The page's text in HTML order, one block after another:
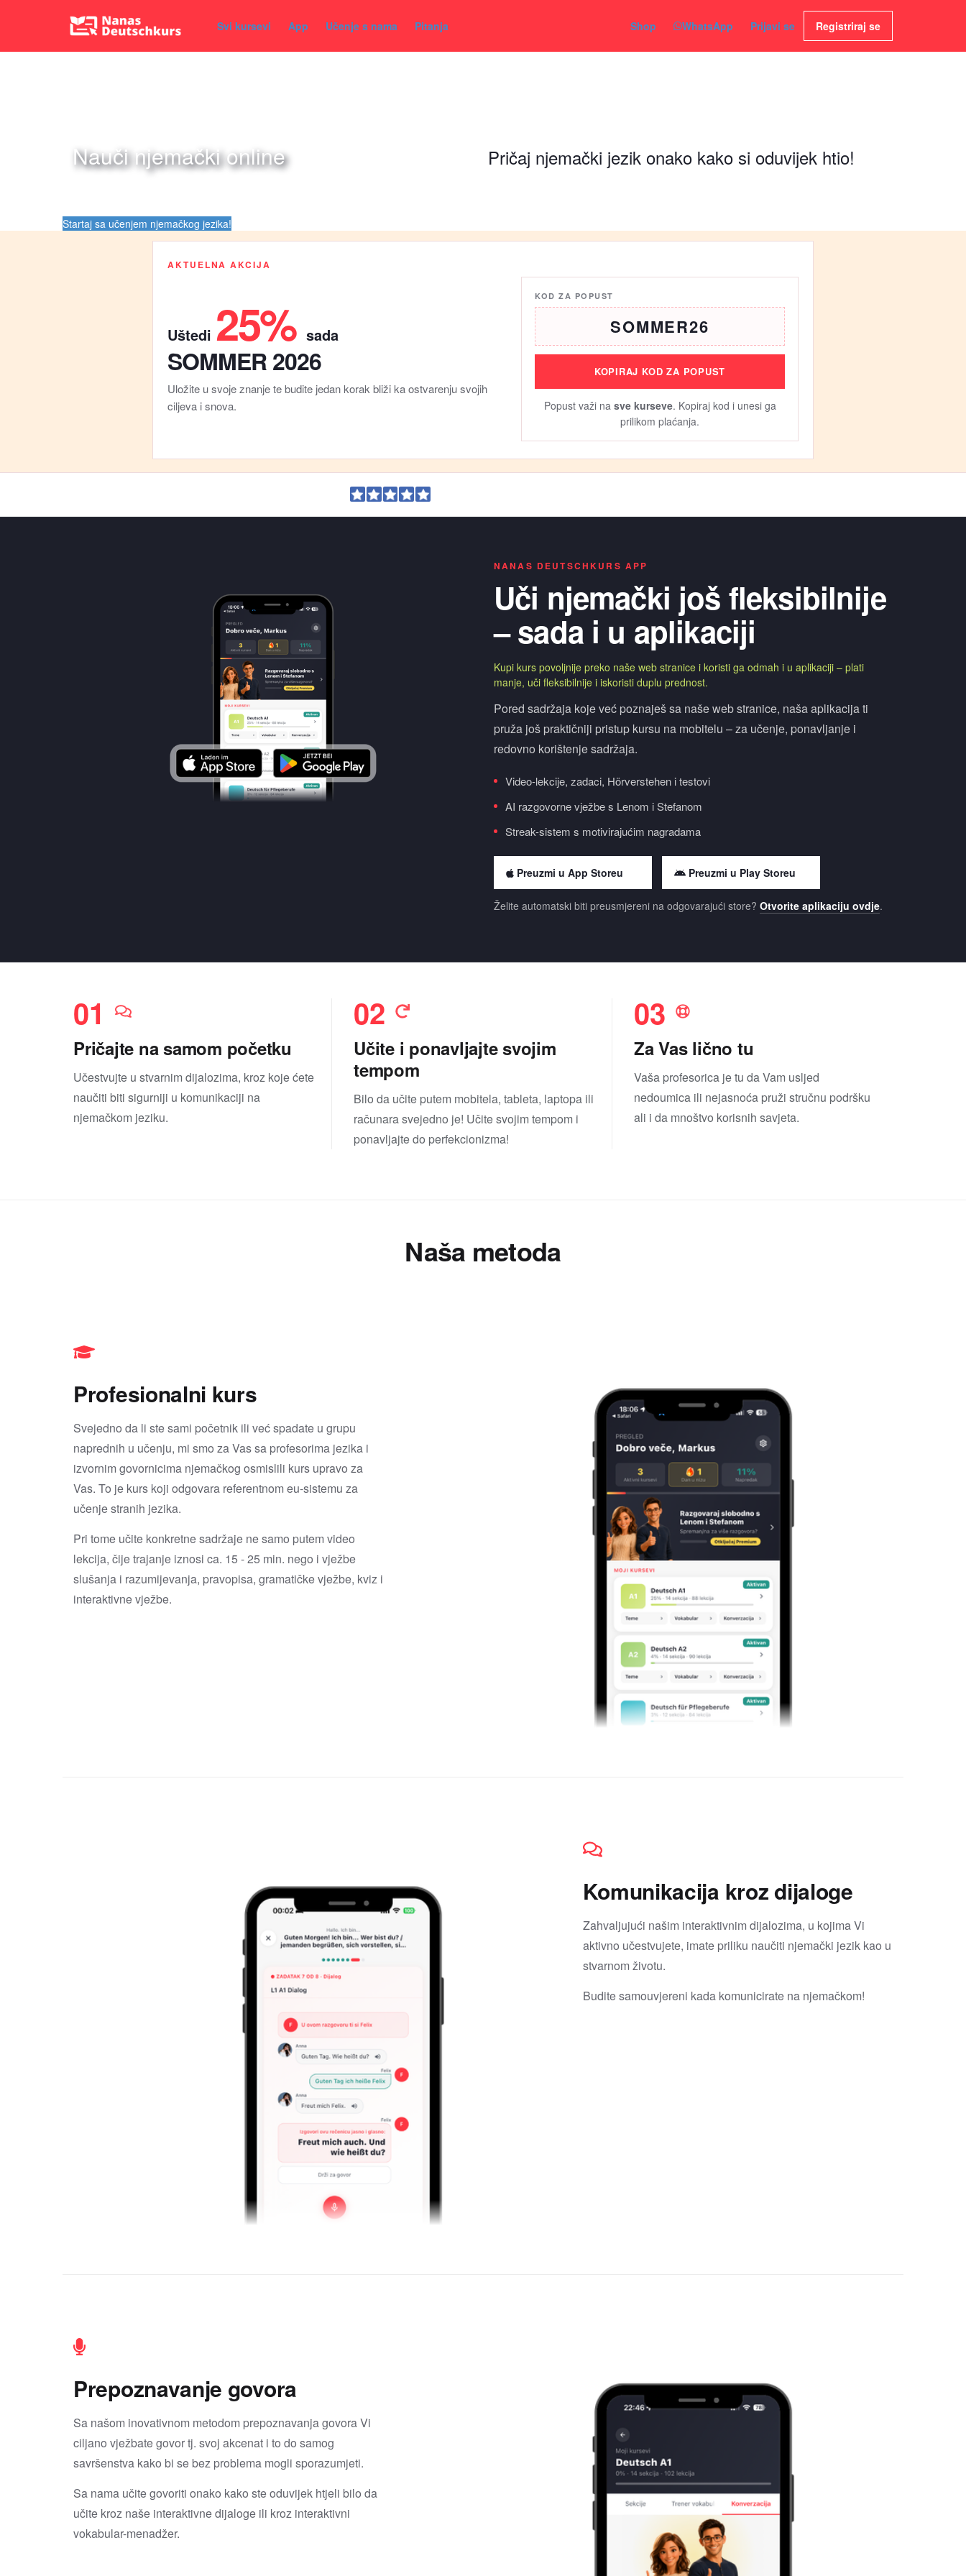
Svi kursevi App Učenje s nama Pitanja Shop WhatsApp Prijavi se Registriraj se
Nauči njemački online Pričaj njemački jezik onako kako si oduvijek htio!
Startaj sa učenjem njemačkog jezika!
AKTUELNA AKCIJA
Uštedi 25% sada
SOMMER 2026
Uložite u svoje znanje te budite jedan korak bliži ka ostvarenju svojih
ciljeva i snova.
KOD ZA POPUST
SOMMER26
KOPIRAJ KOD ZA POPUST
Popust važi na sve kurseve. Kopiraj kod i unesi ga
prilikom plaćanja.
NANAS DEUTSCHKURS APP
Uči njemački još fleksibilnije
– sada i u aplikaciji
Kupi kurs povoljnije preko naše web stranice i koristi ga odmah i u aplikaciji – plati
manje, uči fleksibilnije i iskoristi duplu prednost.
Pored sadržaja koje već poznaješ sa naše web stranice, naša aplikacija ti
pruža još praktičniji pristup kursu na mobitelu – za učenje, ponavljanje i
redovno korištenje sadržaja.
Video-lekcije, zadaci, Hörverstehen i testovi
AI razgovorne vježbe s Lenom i Stefanom
Streak-sistem s motivirajućim nagradama
Preuzmi u App Storeu Preuzmi u Play Storeu
Želite automatski biti preusmjereni na odgovarajući store? Otvorite aplikaciju ovdje.
01
Pričajte na samom početku
Učestvujte u stvarnim dijalozima, kroz koje ćete
naučiti biti sigurniji u komunikaciji na
njemačkom jeziku.
02
Učite i ponavljajte svojim
tempom
Bilo da učite putem mobitela, tableta, laptopa ili
računara svejedno je! Učite svojim tempom i
ponavljajte do perfekcionizma!
03
Za Vas lično tu
Vaša profesorica je tu da Vam usljed
nedoumica ili nejasnoća pruži stručnu podršku
ali i da mnoštvo korisnih savjeta.
Naša metoda
Profesionalni kurs
Svejedno da li ste sami početnik ili već spadate u grupu
naprednih u učenju, mi smo za Vas sa profesorima jezika i
izvornim govornicima njemačkog osmislili kurs upravo za
Vas. To je kurs koji odgovara referentnom eu-sistemu za
učenje stranih jezika.
Pri tome učite konkretne sadržaje ne samo putem video
lekcija, čije trajanje iznosi ca. 15 - 25 min. nego i vježbe
slušanja i razumijevanja, pravopisa, gramatičke vježbe, kviz i
interaktivne vježbe.
Komunikacija kroz dijaloge
Zahvaljujući našim interaktivnim dijalozima, u kojima Vi
aktivno učestvujete, imate priliku naučiti njemački jezik kao u
stvarnom životu.
Budite samouvjereni kada komunicirate na njemačkom!
Prepoznavanje govora
Sa našom inovativnom metodom prepoznavanja govora Vi
ciljano vježbate govor tj. svoj akcenat i to do samog
savršenstva kako bi se bez problema mogli sporazumjeti.
Sa nama učite govoriti onako kako ste oduvijek htjeli bilo da
učite kroz naše interaktivne dijaloge ili kroz interaktivni
vokabular-menadžer.